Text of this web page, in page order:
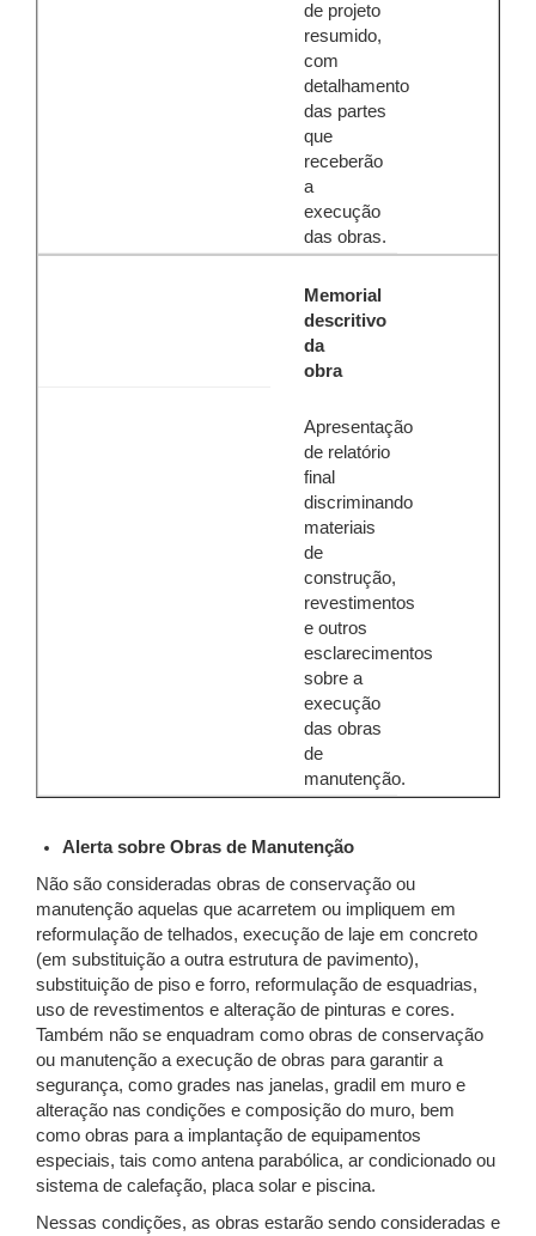
de projeto
resumido,
com
detalhamento
das partes
que
receberão
a
execução
das obras.
Memorial
descritivo
da
obra
Apresentação
de relatório
final
discriminando
materiais
de
construção,
revestimentos
e outros
esclarecimentos
sobre a
execução
das obras
de
manutenção.
Alerta sobre Obras de Manutenção
Não são consideradas obras de conservação ou
manutenção aquelas que acarretem ou impliquem em
reformulação de telhados, execução de laje em concreto
(em substituição a outra estrutura de pavimento),
substituição de piso e forro, reformulação de esquadrias,
uso de revestimentos e alteração de pinturas e cores.
Também não se enquadram como obras de conservação
ou manutenção a execução de obras para garantir a
segurança, como grades nas janelas, gradil em muro e
alteração nas condições e composição do muro, bem
como obras para a implantação de equipamentos
especiais, tais como antena parabólica, ar condicionado ou
sistema de calefação, placa solar e piscina.
Nessas condições, as obras estarão sendo consideradas e